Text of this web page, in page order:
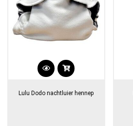
Lulu Dodo nachtluier hennep